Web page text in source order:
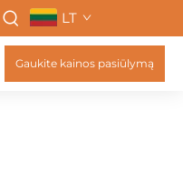
LT
Gaukite kainos pasiūlymą